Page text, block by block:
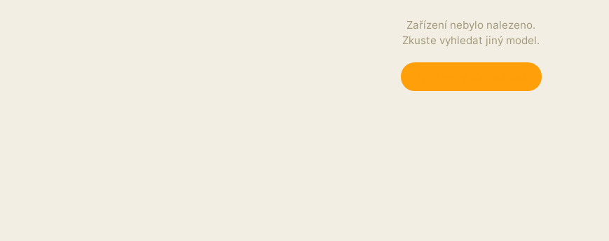
Zařízení nebylo nalezeno.
Zkuste vyhledat jiný model.